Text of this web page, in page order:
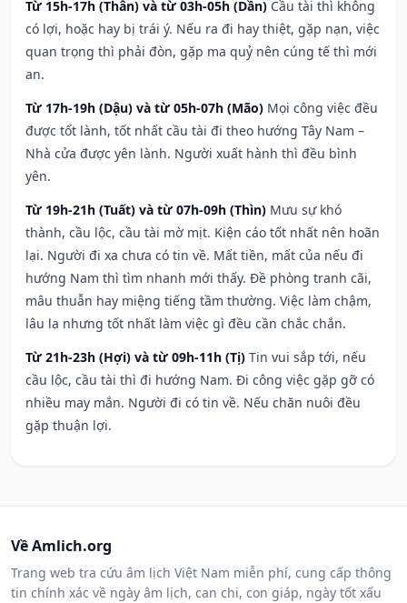
Từ 15h-17h (Thân) và từ 03h-05h (Dần) Cầu tài thì không
có lợi, hoặc hay bị trái ý. Nếu ra đi hay thiệt, gặp nạn, việc
quan trọng thì phải đòn, gặp ma quỷ nên cúng tế thì mới
an.
Từ 17h-19h (Dậu) và từ 05h-07h (Mão) Mọi công việc đều
được tốt lành, tốt nhất cầu tài đi theo hướng Tây Nam –
Nhà cửa được yên lành. Người xuất hành thì đều bình
yên.
Từ 19h-21h (Tuất) và từ 07h-09h (Thìn) Mưu sự khó
thành, cầu lộc, cầu tài mờ mịt. Kiện cáo tốt nhất nên hoãn
lại. Người đi xa chưa có tin về. Mất tiền, mất của nếu đi
hướng Nam thì tìm nhanh mới thấy. Đề phòng tranh cãi,
mâu thuẫn hay miệng tiếng tầm thường. Việc làm chậm,
lâu la nhưng tốt nhất làm việc gì đều cần chắc chắn.
Từ 21h-23h (Hợi) và từ 09h-11h (Tị) Tin vui sắp tới, nếu
cầu lộc, cầu tài thì đi hướng Nam. Đi công việc gặp gỡ có
nhiều may mắn. Người đi có tin về. Nếu chăn nuôi đều
gặp thuận lợi.
Về Amlich.org
Trang web tra cứu âm lịch Việt Nam miễn phí, cung cấp thông
tin chính xác về ngày âm lịch, can chi, con giáp, ngày tốt xấu